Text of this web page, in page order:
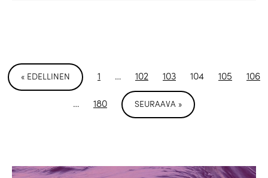
« EDELLINEN 1 … 102 103 104 105 106
… 180 SEURAAVA »